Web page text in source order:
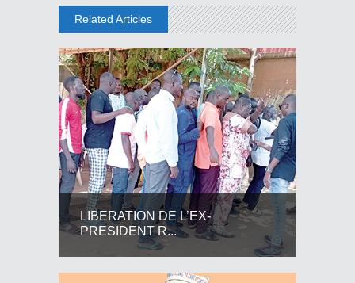
Related Articles
LIBERATION DE L’EX-
PRESIDENT R...